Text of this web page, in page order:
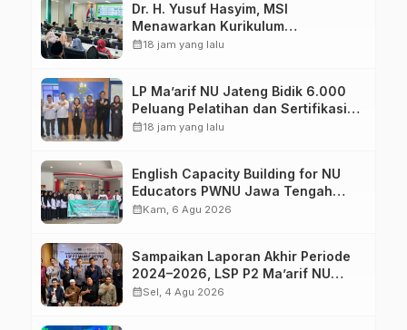
Dr. H. Yusuf Hasyim, MSI
Menawarkan Kurikulum
Diversifikasi, Harapan Baru dalam
calendar_month18 jam yang lalu
LP Ma’arif NU Jateng Bidik 6.000
Peluang Pelatihan dan Sertifikasi
bagi Lulusan SMK
calendar_month18 jam yang lalu
English Capacity Building for NU
Educators PWNU Jawa Tengah
Batch#4; Membuka Jalan Menuju
calendar_monthKam, 6 Agu 2026
Sampaikan Laporan Akhir Periode
2024–2026, LSP P2 Ma’arif NU
Jateng Mantapkan Sinergi Link and
calendar_monthSel, 4 Agu 2026